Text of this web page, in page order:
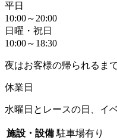
平日
10:00～20:00
日曜・祝日
10:00～18:30
夜はお客様の帰られるま
休業日
水曜日とレースの日、イ
施設・設備 駐車場有り